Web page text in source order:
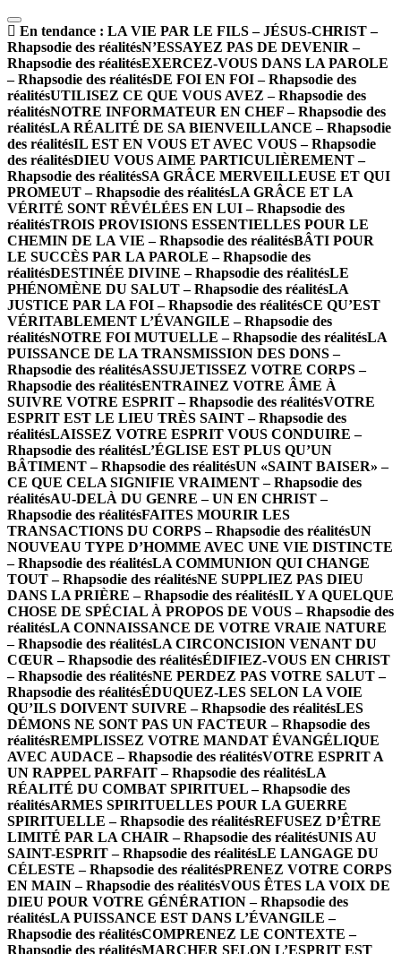
En tendance : LA VIE PAR LE FILS – JÉSUS-CHRIST –
Rhapsodie des réalitésN’ESSAYEZ PAS DE DEVENIR –
Rhapsodie des réalitésEXERCEZ-VOUS DANS LA PAROLE
– Rhapsodie des réalitésDE FOI EN FOI – Rhapsodie des
réalitésUTILISEZ CE QUE VOUS AVEZ – Rhapsodie des
réalitésNOTRE INFORMATEUR EN CHEF – Rhapsodie des
réalitésLA RÉALITÉ DE SA BIENVEILLANCE – Rhapsodie
des réalitésIL EST EN VOUS ET AVEC VOUS – Rhapsodie
des réalitésDIEU VOUS AIME PARTICULIÈREMENT –
Rhapsodie des réalitésSA GRÂCE MERVEILLEUSE ET QUI
PROMEUT – Rhapsodie des réalitésLA GRÂCE ET LA
VÉRITÉ SONT RÉVÉLÉES EN LUI – Rhapsodie des
réalitésTROIS PROVISIONS ESSENTIELLES POUR LE
CHEMIN DE LA VIE – Rhapsodie des réalitésBÂTI POUR
LE SUCCÈS PAR LA PAROLE – Rhapsodie des
réalitésDESTINÉE DIVINE – Rhapsodie des réalitésLE
PHÉNOMÈNE DU SALUT – Rhapsodie des réalitésLA
JUSTICE PAR LA FOI – Rhapsodie des réalitésCE QU’EST
VÉRITABLEMENT L’ÉVANGILE – Rhapsodie des
réalitésNOTRE FOI MUTUELLE – Rhapsodie des réalitésLA
PUISSANCE DE LA TRANSMISSION DES DONS –
Rhapsodie des réalitésASSUJETISSEZ VOTRE CORPS –
Rhapsodie des réalitésENTRAINEZ VOTRE ÂME À
SUIVRE VOTRE ESPRIT – Rhapsodie des réalitésVOTRE
ESPRIT EST LE LIEU TRÈS SAINT – Rhapsodie des
réalitésLAISSEZ VOTRE ESPRIT VOUS CONDUIRE –
Rhapsodie des réalitésL’ÉGLISE EST PLUS QU’UN
BÂTIMENT – Rhapsodie des réalitésUN «SAINT BAISER» –
CE QUE CELA SIGNIFIE VRAIMENT – Rhapsodie des
réalitésAU-DELÀ DU GENRE – UN EN CHRIST –
Rhapsodie des réalitésFAITES MOURIR LES
TRANSACTIONS DU CORPS – Rhapsodie des réalitésUN
NOUVEAU TYPE D’HOMME AVEC UNE VIE DISTINCTE
– Rhapsodie des réalitésLA COMMUNION QUI CHANGE
TOUT – Rhapsodie des réalitésNE SUPPLIEZ PAS DIEU
DANS LA PRIÈRE – Rhapsodie des réalitésIL Y A QUELQUE
CHOSE DE SPÉCIAL À PROPOS DE VOUS – Rhapsodie des
réalitésLA CONNAISSANCE DE VOTRE VRAIE NATURE
– Rhapsodie des réalitésLA CIRCONCISION VENANT DU
CŒUR – Rhapsodie des réalitésÉDIFIEZ-VOUS EN CHRIST
– Rhapsodie des réalitésNE PERDEZ PAS VOTRE SALUT –
Rhapsodie des réalitésÉDUQUEZ-LES SELON LA VOIE
QU’ILS DOIVENT SUIVRE – Rhapsodie des réalitésLES
DÉMONS NE SONT PAS UN FACTEUR – Rhapsodie des
réalitésREMPLISSEZ VOTRE MANDAT ÉVANGÉLIQUE
AVEC AUDACE – Rhapsodie des réalitésVOTRE ESPRIT A
UN RAPPEL PARFAIT – Rhapsodie des réalitésLA
RÉALITÉ DU COMBAT SPIRITUEL – Rhapsodie des
réalitésARMES SPIRITUELLES POUR LA GUERRE
SPIRITUELLE – Rhapsodie des réalitésREFUSEZ D’ÊTRE
LIMITÉ PAR LA CHAIR – Rhapsodie des réalitésUNIS AU
SAINT-ESPRIT – Rhapsodie des réalitésLE LANGAGE DU
CÉLESTE – Rhapsodie des réalitésPRENEZ VOTRE CORPS
EN MAIN – Rhapsodie des réalitésVOUS ÊTES LA VOIX DE
DIEU POUR VOTRE GÉNÉRATION – Rhapsodie des
réalitésLA PUISSANCE EST DANS L’ÉVANGILE –
Rhapsodie des réalitésCOMPRENEZ LE CONTEXTE –
Rhapsodie des réalitésMARCHER SELON L’ESPRIT EST